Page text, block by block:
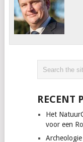
RECENT
Het
voor een